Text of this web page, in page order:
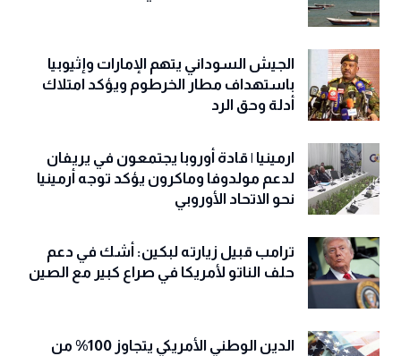
الجيش السوداني يتهم الإمارات وإثيوبيا
باستهداف مطار الخرطوم ويؤكد امتلاك
أدلة وحق الرد
ارمينيا | قادة أوروبا يجتمعون في يريفان
لدعم مولدوفا وماكرون يؤكد توجه أرمينيا
نحو الاتحاد الأوروبي
ترامب قبيل زيارته لبكين: أشك في دعم
حلف الناتو لأمريكا في صراع كبير مع الصين
الدين الوطني الأمريكي يتجاوز 100% من